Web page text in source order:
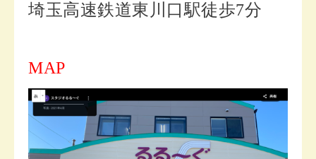
埼玉高速鉄道東川口駅徒歩7分
MAP